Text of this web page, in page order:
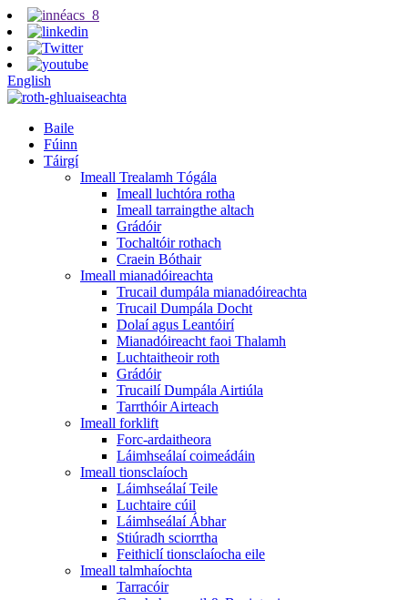
English
Baile
Fúinn
Táirgí
Imeall Trealamh Tógála
Imeall luchtóra rotha
Imeall tarraingthe altach
Grádóir
Tochaltóir rothach
Craein Bóthair
Imeall mianadóireachta
Trucail dumpála mianadóireachta
Trucail Dumpála Docht
Dolaí agus Leantóirí
Mianadóireacht faoi Thalamh
Luchtaitheoir roth
Grádóir
Trucailí Dumpála Airtiúla
Tarrthóir Airteach
Imeall forklift
Forc-ardaitheora
Láimhseálaí coimeádáin
Imeall tionsclaíoch
Láimhseálaí Teile
Luchtaire cúil
Láimhseálaí Ábhar
Stiúradh sciorrtha
Feithiclí tionsclaíocha eile
Imeall talmhaíochta
Tarracóir